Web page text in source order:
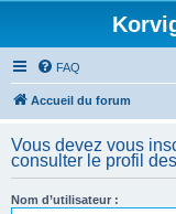
FAQ
Accueil du forum
Vous devez vous
consulter le profil
Nom d’utilisateur :